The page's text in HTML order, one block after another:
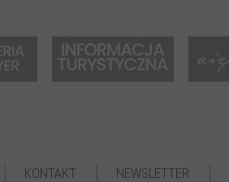
KONTAKT NEWSLETTER